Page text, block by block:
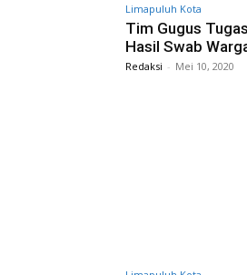
Limapuluh Kota
Tim Gugus
Hasil Swab
Redaksi - Mei 10, 2020